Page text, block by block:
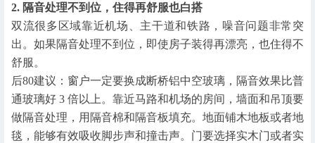
2. 隔音处理不到位，住得再舒服也白搭
双流很多区域靠近机场、主干道和铁路，噪音问题非常突
出。如果隔音处理不到位，即使房子装得再漂亮，也住得不
舒服。
后80建议：窗户一定要换成断桥铝中空玻璃，隔音效果比普
通玻璃好 3 倍以上。靠近马路和机场的房间，墙面和吊顶要
做隔音处理，用隔音棉和隔音板填充。地面铺木地板或者地
毯，能够有效吸收脚步声和撞击声。门要选择实木门或者实